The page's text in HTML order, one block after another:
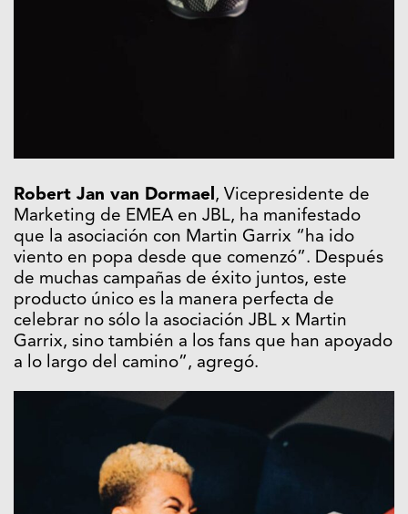
Robert Jan van Dormael, Vicepresidente de
Marketing de EMEA en JBL, ha manifestado
que la asociación con Martin Garrix “ha ido
viento en popa desde que comenzó”. Después
de muchas campañas de éxito juntos, este
producto único es la manera perfecta de
celebrar no sólo la asociación JBL x Martin
Garrix, sino también a los fans que han apoyado
a lo largo del camino”, agregó.